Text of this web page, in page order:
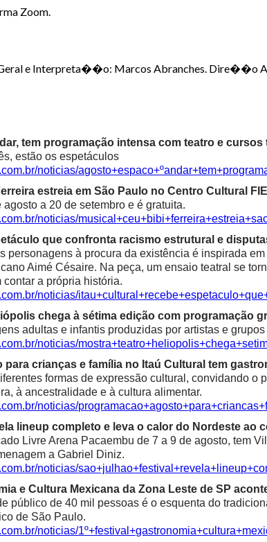
Zoom.
e Interpreta��o: Marcos Abranches. Dire��o
tem programação intensa com teatro e
estão os espetáculos
noticias/
estreia em São Paulo no Centro Cultural
a 20 de setembro e é gratuita.
noticias/
que confronta racismo estrutural e
personagens à procura da existência é inspirada
Aimé Césaire. Na peça, um ensaio teatral se
a própria história.
noticias/
chega à sétima edição com programação
adultas e infantis produzidas por artistas e
noticias/
para crianças e família no Itaú Cultural tem
formas de expressão cultural, convidando
à ancestralidade e à cultura alimentar.
noticias/
lineup completo e leva o calor do Nordeste ao
Livre Arena Pacaembu de 7 a 9 de agosto, tem
a Gabriel Diniz.
noticias/
e Cultura Mexicana da Zona Leste de SP
público de 40 mil pessoas é o esquenta do
de São Paulo.
noticias/